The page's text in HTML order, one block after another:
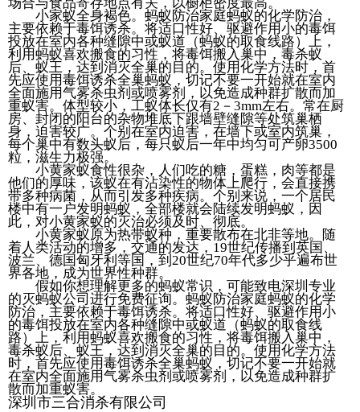
小家蚁全身褐色。蚂蚁防治家庭蚂蚁的化学防治，
主要依赖于毒饵诱杀。将适口性好、驱避作用小的毒饵
投放在室内各种缝隙中或蚁道（蚂蚁的取食线路）上，
利用蚂蚁喜欢搬食的习性，将毒饵搬入巢中，毒杀蚁
后、蚁王，达到消灭全巢的目的。使用化学方法时，首
先应使用毒饵诱杀全巢蚂蚁，切记不要一开始就在室内
全面施用气雾杀虫剂或喷雾剂，以免造成种群扩散而加
重蚁害。体型较小，工蚁体长仅有2－3mm左右。常在厨
房、封闭的阳台的杂物堆底下跟墙壁缝隙等处筑巢栖
身，迫害较广。个别在室内迫害，在墙下或室内筑巢，
每个巢中有数头蚁后，每只蚁后一年中均匀可产卵3500
粒，滋生力极强。
小黄家蚁食性很杂，人们吃的糖，蛋糕，肉等都是
他们的厚味，该蚁在有沾染性的物体上爬行，会直接携
带多种病菌，从而引发多种疾病。个别来说，一个居民
楼中有一户发明蚂蚁，全部楼就会陆续发明蚂蚁，因
此，对小黄家蚁的灭治必须及时、彻底。
小黄家蚁原为热带蚁种，重要散布在北非等地。随
着人类活动的增多，交通的发达，19世纪传播到英国、
波兰、德国匈牙利等国，到20世纪70年代多少乎遍布世
界各地，成为世界性种群。
假如你想理解更多的蚂蚁常识，可能致电深圳专业
的灭蚂蚁公司进行免费征询。蚂蚁防治家庭蚂蚁的化学
防治，主要依赖于毒饵诱杀。将适口性好、驱避作用小
的毒饵投放在室内各种缝隙中或蚁道（蚂蚁的取食线
路）上，利用蚂蚁喜欢搬食的习性，将毒饵搬入巢中，
毒杀蚁后、蚁王，达到消灭全巢的目的。使用化学方法
时，首先应使用毒饵诱杀全巢蚂蚁，切记不要一开始就
在室内全面施用气雾杀虫剂或喷雾剂，以免造成种群扩
散而加重蚁害。
深圳市三合消杀有限公司